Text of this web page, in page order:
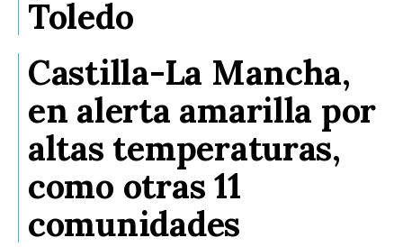
Toledo
Castilla-La Mancha,
en alerta amarilla por
altas temperaturas,
como otras 11
comunidades